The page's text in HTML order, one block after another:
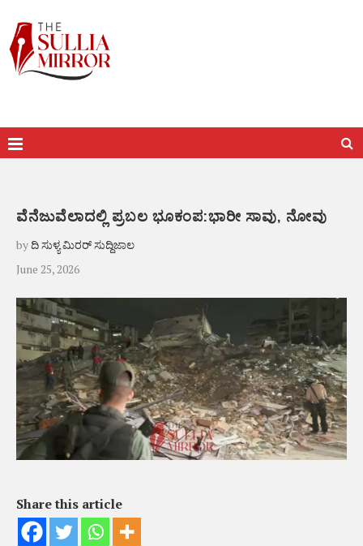
ವೆನೆಜುವೆಲಾದಲ್ಲಿ ಪ್ರಬಲ ಭೂಕಂಪ:ಭಾರೀ ಸಾವು, ನೋವು
byದಿ ಸುಳ್ಯ ಮಿರರ್ ಸುದ್ದಿಜಾಲ
June 25, 2026
Share this article